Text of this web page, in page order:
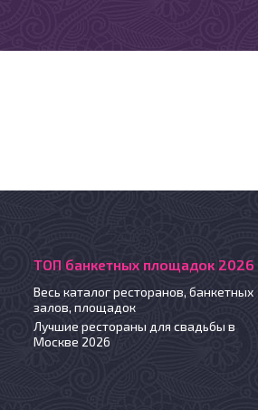
ТОП банкетных площадок 2026
Весь каталог ресторанов, банкетных
залов, площадок
Лучшие рестораны для свадьбы в
Москве 2026